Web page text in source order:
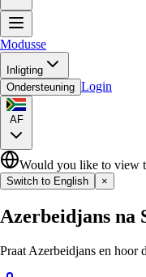
Modusse
Inligting
Ondersteuning Login
AF
Would you like to view
Switch to English ×
Azerbeidjans na
Praat Azerbeidjans en hoor